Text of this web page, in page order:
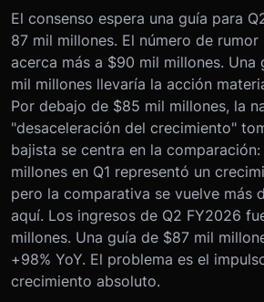
El consenso espera una guía para
87 mil millones. El número de
acerca más a $90 mil millones. Una
mil millones llevaría la acción
Por debajo de $85 mil millones, la
"desaceleración del crecimiento"
bajista se centra en la
millones en Q1 representó un
pero la comparativa se vuelve más
aquí. Los ingresos de Q2 FY2026
millones. Una guía de $87 mil
+98% YoY. El problema es el
crecimiento absoluto.